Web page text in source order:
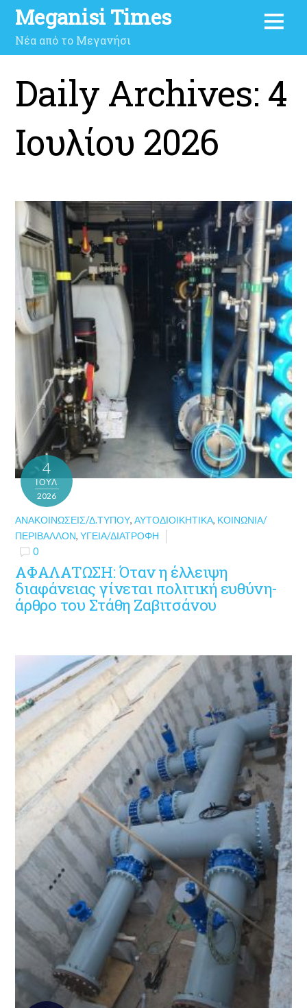
Meganisi Times
Νέα από το Μεγανήσι
Daily Archives: 4
Ιουλίου 2026
4
ΙΟΎΛ
2026
ΑΝΑΚΟΙΝΏΣΕΙΣ/Δ.ΤΎΠΟΥ,ΑΥΤΟΔΙΟΙΚΗΤΙΚΆ, ΚΟΙΝΩΝΊΑ/
ΠΕΡΙΒΆΛΛΟΝ,ΥΓΕΊΑ/ΔΙΑΤΡΟΦΉ
0
ΑΦΑΛΑΤΩΣΗ: Όταν η έλλειψη
διαφάνειας γίνεται πολιτική ευθύνη-
άρθρο του Στάθη Ζαβιτσάνου